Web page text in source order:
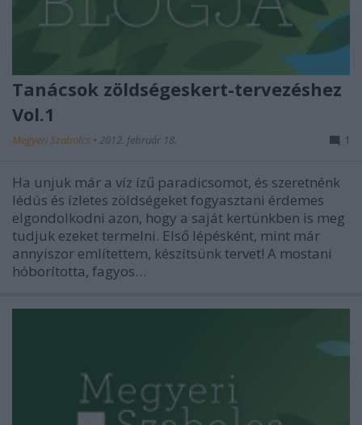
Tanácsok zöldségeskert-tervezéshez
Vol.1
Megyeri Szabolcs • 2012. február 18. 1
Ha unjuk már a víz ízű paradicsomot, és szeretnénk
lédús és ízletes zöldségeket fogyasztani érdemes
elgondolkodni azon, hogy a saját kertünkben is meg
tudjuk ezeket termelni. Első lépésként, mint már
annyiszor említettem, készítsünk tervet! A mostani
hóborította, fagyos…